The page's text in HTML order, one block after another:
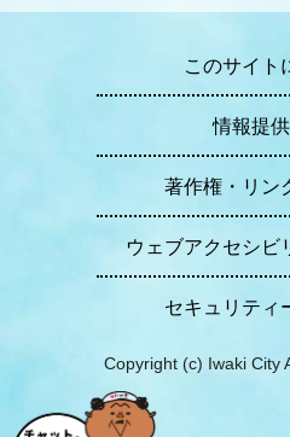
このサイト
情報提
著作権・リン
ウェブアクセシビ
セキュリティ
Copyright (c) Iwaki City